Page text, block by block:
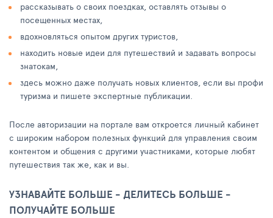
рассказывать о своих поездках, оставлять отзывы о
посещенных местах,
вдохновляться опытом других туристов,
находить новые идеи для путешествий и задавать вопросы
знатокам,
здесь можно даже получать новых клиентов, если вы профи
туризма и пишете экспертные публикации.
После авторизации на портале вам откроется личный кабинет
с широким набором полезных функций для управления своим
контентом и общения с другими участниками, которые любят
путешествия так же, как и вы.
УЗНАВАЙТЕ БОЛЬШЕ - ДЕЛИТЕСЬ БОЛЬШЕ -
ПОЛУЧАЙТЕ БОЛЬШЕ